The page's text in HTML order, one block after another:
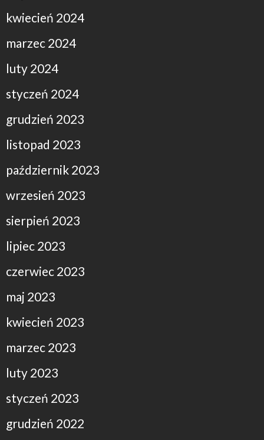
kwiecień 2024
marzec 2024
luty 2024
styczeń 2024
grudzień 2023
listopad 2023
październik 2023
wrzesień 2023
sierpień 2023
lipiec 2023
czerwiec 2023
maj 2023
kwiecień 2023
marzec 2023
luty 2023
styczeń 2023
grudzień 2022